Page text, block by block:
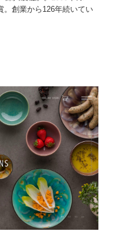
館・ギャラリー
ー
アプリ・ブラシ
アプリ・ブラシ
11
・YouTube
・YouTube
346
。創業から126年続いてい